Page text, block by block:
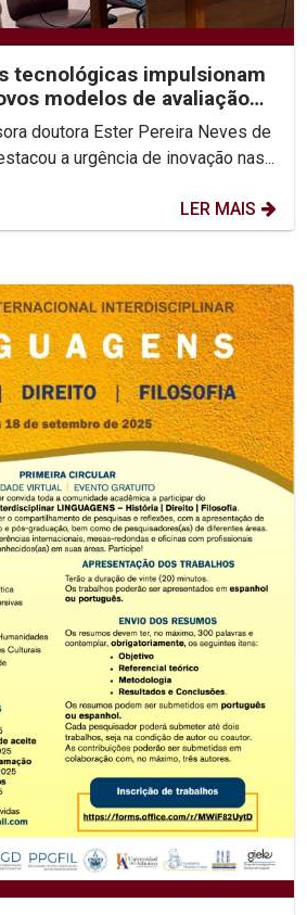
tecnológicas impulsionam
modelos de avaliação
doutora Ester Pereira Neves de
a urgência de inovação nas...
LER MAIS